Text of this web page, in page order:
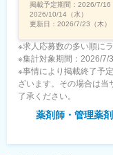
掲載予定期間： 2026/7/16
2026/10/14（水）
更新日： 2026/7/23（木）
※求人応募数の多い順に
※集計対象期間：2026/7/
※事情により掲載終了予
ざいます。その場合は当
了承ください。
薬剤師・管理薬